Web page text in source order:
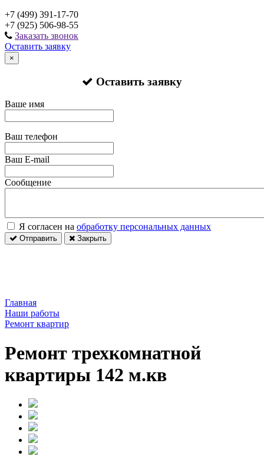
+7 (499) 391-17-70
+7 (925) 506-98-55
Заказать звонок
Оставить заявку
×
Оставить заявку
Ваше имя
Ваш телефон
Ваш E-mail
Сообщение
Я согласен на обработку персональных данных
Отправить Закрыть
Главная
Наши работы
Ремонт квартир
Ремонт трехкомнатной
квартиры 142 м.кв